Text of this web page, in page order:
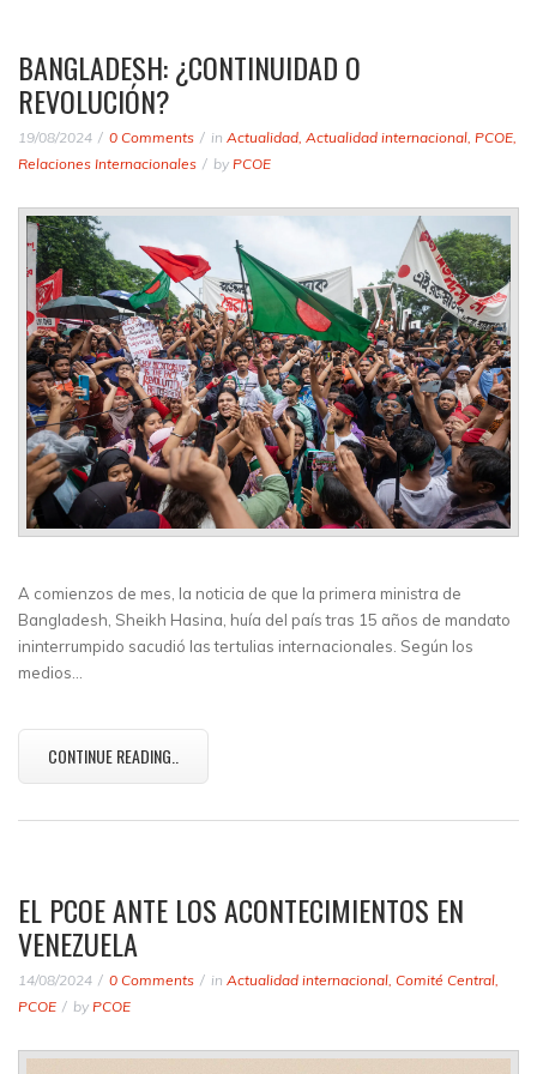
BANGLADESH: ¿CONTINUIDAD O
REVOLUCIÓN?
19/08/2024 0 Comments in Actualidad Actualidad internacional PCOE
Relaciones Internacionales
by PCOE
A comienzos de mes, la noticia de que la primera ministra de
Bangladesh, Sheikh Hasina, huía del país tras 15 años de mandato
ininterrumpido sacudió las tertulias internacionales. Según los
medios…
CONTINUE READING..
EL PCOE ANTE LOS ACONTECIMIENTOS EN
VENEZUELA
14/08/2024 0 Comments in Actualidad internacional, Comité Central,
PCOE
by PCOE